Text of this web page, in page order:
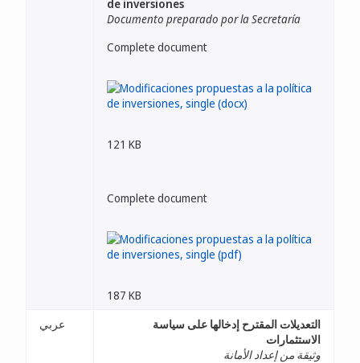
de inversiones
Documento preparado por la Secretaría
Complete document
121 KB
Complete document
187 KB
عربي
التعديلات المقترح إدخالها على سياسة
الاستثمارات
وثيقة من إعداد الأمانة